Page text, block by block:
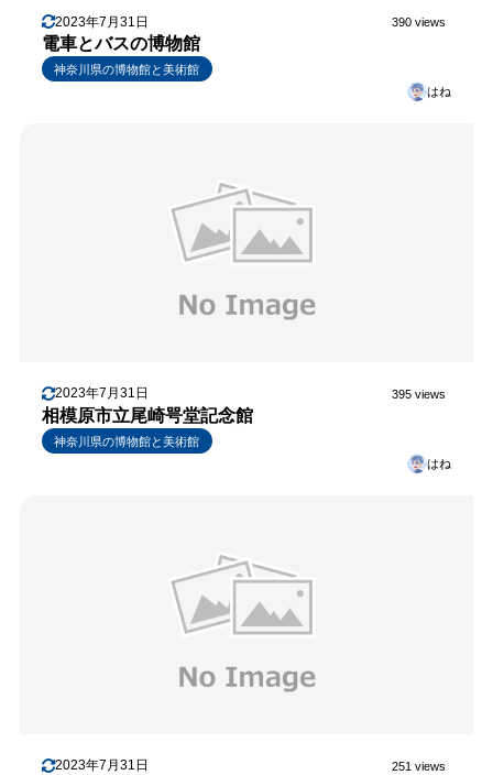
2023年7月31日 390 views
電車とバスの博物館
神奈川県の博物館と美術館
はね
2023年7月31日 395 views
相模原市立尾崎咢堂記念館
神奈川県の博物館と美術館
はね
2023年7月31日 251 views